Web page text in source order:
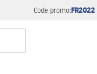
Code promo:FR2022